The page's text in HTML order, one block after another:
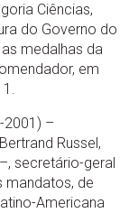
Ciências,
do Governo do
medalhas da
em
2001) –
Russel,
secretário-geral
mandatos, de
Americana